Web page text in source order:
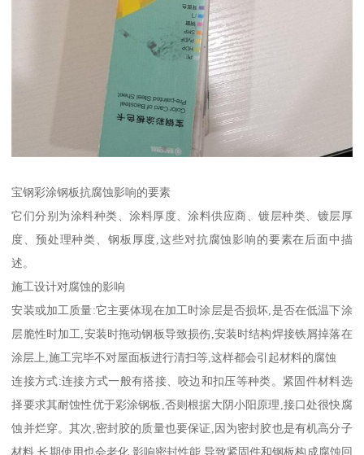
宝钢彩涂钢板抗腐蚀影响的要素
它们分别为涂料种类、涂料厚度、涂料供应商、镀层种类、镀层厚
度、预处理种类、钢板厚度,这些对抗腐蚀影响的要素在后面中描
述。
施工设计对腐蚀的影响
安装或加工质量:它主要体现在加工时涂层是否损坏,是否在低温下涂
层脆性时加工,安装时拖动钢板导致损伤,安装时结构焊接铁屑掉落在
涂层上,施工完毕不对屋面板进行清扫等,这样都会引起材料的腐蚀
连接方式:连接方式一般有搭接、咬边和扣压等种类。紧固件材料选
择要求其耐蚀性优于彩涂钢板,否则根据大阴小阳原理,接口处很快腐
蚀并烂穿。其次,密封胶的质量也要保证,因为密封胶也是有机高分子
材料,长期使用也会老化,影响密封性能,导致紧固件和钢板构成腐蚀回